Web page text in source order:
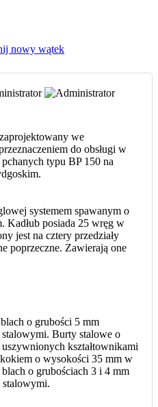
nowy wątek
zaprojektowany we
do obsługi w
typu BP 150 na
systemem spawanym o
Kadłub posiada 25 wręg w
jest na cztery przedziały
poprzeczne. Zawierają one
o grubości 5 mm
Burty stalowe o
kształtownikami
o wysokości 35 mm w
o grubościach 3 i 4 mm
stalowymi.